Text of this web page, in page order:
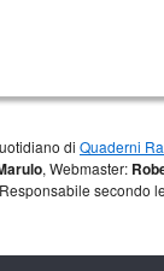
di Quaderni
, Webmaster:
secondo